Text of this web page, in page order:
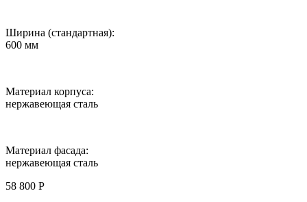
Ширина (стандартная):
600 мм
Материал корпуса:
нержавеющая сталь
Материал фасада:
нержавеющая сталь
58 800 Р